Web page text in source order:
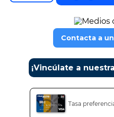
Contacta a
¡Vincúlate a
Tasa
10. alexa echo